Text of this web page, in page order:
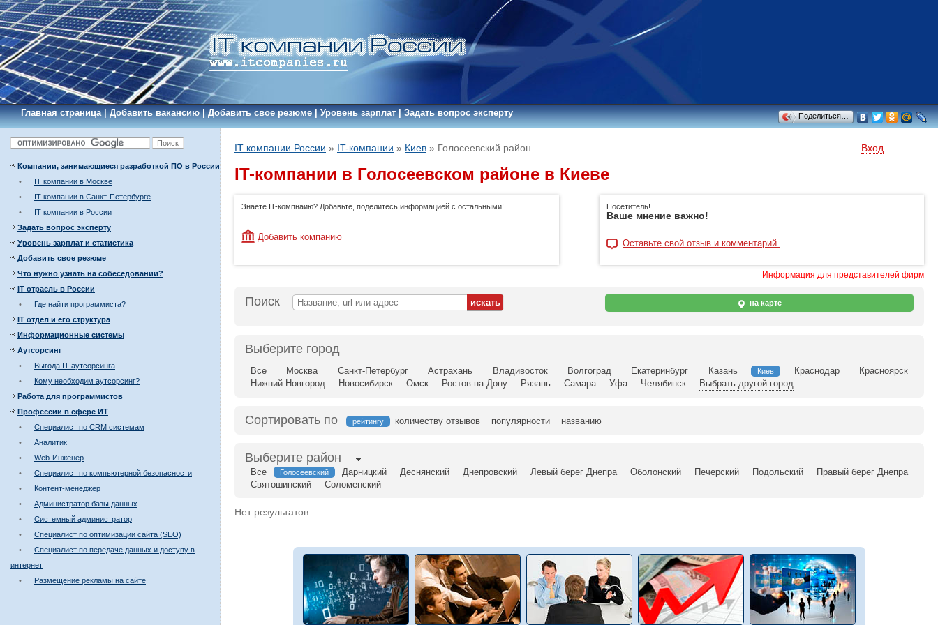
Главная страница|Добавить вакансию|Добавить свое резюме|Уровень зарплат|Задать вопрос эксперту Поделиться…
Компании, занимающиеся разработкой ПО в России
•
IT компании в Москве
•
IT компании в Санкт-Петербурге
•
IT компании в России
Задать вопрос эксперту
Уровень зарплат и статистика
Добавить свое резюме
Что нужно узнать на собеседовании?
IT отрасль в России
•
Где найти программиста?
IT отдел и его структура
Информационные системы
Аутсорсинг
•
Выгода IT аутсорсинга
•
Кому необходим аутсорсинг?
Работа для программистов
Профессии в сфере ИТ
•
Специалист по CRM системам
•
Аналитик
•
Web-Инженер
•
Специалист по компьютерной безопасности
•
Контент-менеджер
•
Администратор базы данных
•
Системный администратор
•
Специалист по оптимизации сайта (SEO)
•
Специалист по передаче данных и доступу в
интернет
•
Размещение рекламы на сайте
IT компании России » IT-компании » Киев » Голосеевский район Вход
IT-компании в Голосеевском районе в Киеве
Знаете IT-компнаию? Добавьте, поделитесь информацией с остальными!
Добавить компанию
Посетитель!
Ваше мнение важно!
Оставьте свой отзыв и комментарий.
Информация для представителей фирм
Поиск на карте
Выберите город
Все Москва Санкт-Петербург Астрахань Владивосток Волгоград Екатеринбург Казань Киев Краснодар
Красноярск
Нижний Новгород
Новосибирск Омск Ростов-на-Дону Рязань Самара Уфа Челябинск Выбрать другой город
Сортировать по рейтингу количеству отзывов популярности названию
Выберите район
Все Голосеевский Дарницкий Деснянский Днепровский Левый берег Днепра Оболонский Печерский Подольский
Правый берег Днепра
Святошинский
Соломенский
Нет результатов.